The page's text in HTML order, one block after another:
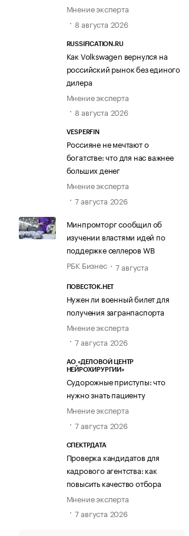
Мнение эксперта
8 августа 2026
RUSSIFICATION.RU
Как Volkswagen вернулся на
российский рынок без единого
дилера
Мнение эксперта
8 августа 2026
VESPERFIN
Россияне не мечтают о
богатстве: что для нас важнее
больших денег
Мнение эксперта
7 августа 2026
Минпромторг сообщил об
изучении властями идей по
поддержке селлеров WB
РБК Бизнес
7 августа
ПОВЕСТОК.НЕТ
Нужен ли военный билет для
получения загранпаспорта
Мнение эксперта
7 августа 2026
АО «ДЕЛОВОЙ ЦЕНТР
НЕЙРОХИРУРГИИ»
Судорожные приступы: что
нужно знать пациенту
Мнение эксперта
7 августа 2026
СПЕКТРДАТА
Проверка кандидатов для
кадрового агентства: как
повысить качество отбора
Мнение эксперта
7 августа 2026